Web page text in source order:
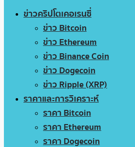
ข่าวคริปโตเคอเรนซี่
ข่าว Bitcoin
ข่าว Ethereum
ข่าว Binance Coin
ข่าว Dogecoin
ข่าว Ripple (XRP)
ราคาและการวิเคราะห์
ราคา Bitcoin
ราคา Ethereum
ราคา Dogecoin